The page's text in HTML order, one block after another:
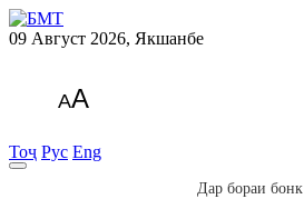
09 Август 2026, Якшанбе
AA
Тоҷ Рус Eng
Дар бораи бонк